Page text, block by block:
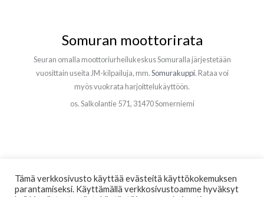
Somuran moottorirata
Seuran omalla moottoriurheilukeskus Somuralla järjestetään
vuosittain useita JM-kilpailuja, mm.Somurakuppi. Rataa voi
myös vuokrata harjoittelukäyttöön.
os. Salkolantie 571, 31470 Somerniemi
© 2026 Someron Urheiluautoilijat ry | Sivujen toteutusMiuko Media
Tämä verkkosivusto käyttää evästeitä käyttökokemuksen
parantamiseksi. Käyttämällä verkkosivustoamme hyväksyt